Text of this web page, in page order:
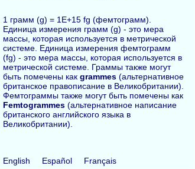
1 грамм (g) = 1E+15 fg (фемтограмм).
Единица измерения грамм (g) - это мера
массы, которая используется в метрической
системе. Единица измерения фемтограмм
(fg) - это мера массы, которая используется в
метрической системе. Граммы также могут
быть помечены как grammes (альтернативное
британское правописание в Великобритании).
Фемтограммы также могут быть помечены как
Femtogrammes (альтернативное написание
британского английского языка в
Великобритании).
English Español Français